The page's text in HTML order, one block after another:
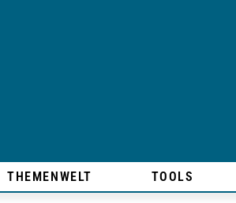
THEMENWELT TOOLS